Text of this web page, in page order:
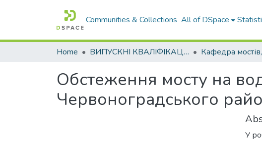
Communities & Collections All of DSpace
Home ВИПУСКНІ КВАЛІФІКАЦІЙНІ РОБОТИ
Обстеження мосту на
Червоноградського
У